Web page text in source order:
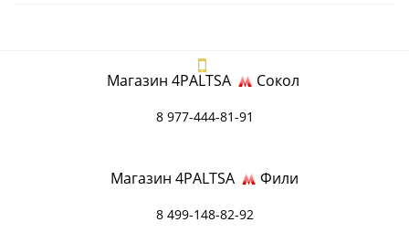
Магазин 4PALTSA Сокол
8 977-444-81-91
Магазин 4PALTSA Фили
8 499-148-82-92